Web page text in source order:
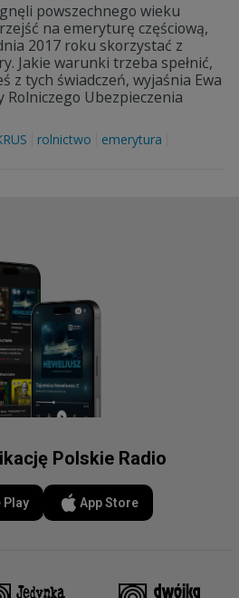
powszechnego wieku
na emeryturę częściową,
2017 roku skorzystać z
Jakie warunki trzeba spełnić,
z tych świadczeń, wyjaśnia Ewa
Rolniczego Ubezpieczenia
rolnictwo
emerytura
Polskie Radio
Play App Store